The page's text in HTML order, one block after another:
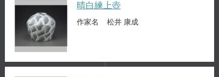
晴白練上壺
作家名 松井 康成